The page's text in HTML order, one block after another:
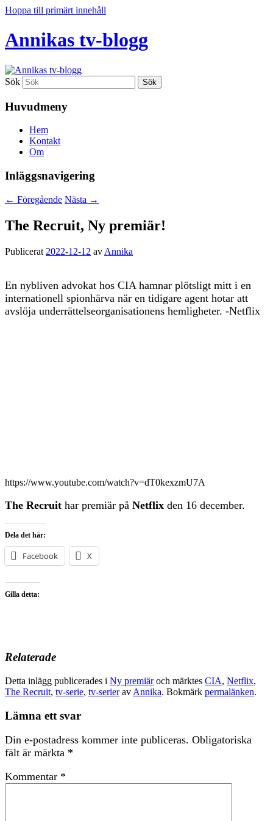
Hoppa till primärt innehåll
Annikas tv-blogg
Sök
Huvudmeny
Hem
Kontakt
Om
Inläggsnavigering
← Föregående Nästa →
The Recruit, Ny premiär!
Publicerat 2022-12-12 av Annika
En nybliven advokat hos CIA hamnar plötsligt mitt i en
internationell spionhärva när en tidigare agent hotar att
avslöja underrättelseorganisationens hemligheter. -Netflix
https://www.youtube.com/watch?v=dT0kexzmU7A
The Recruit har premiär på Netflix den 16 december.
Dela det här:
Facebook X
Gilla detta:
Relaterade
Detta inlägg publicerades i Ny premiäroch märktes CIA, Netflix,
The Recruit, tv-serie, tv-serierav Annika. Bokmärk permalänken.
Lämna ett svar
Din e-postadress kommer inte publiceras. Obligatoriska
fält är märkta *
Kommentar *